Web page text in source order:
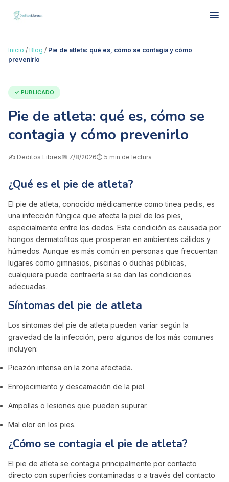
Inicio / Blog / Pie de atleta: qué es, cómo se contagia y cómo
prevenirlo
✓ PUBLICADO
Pie de atleta: qué es, cómo se
contagia y cómo prevenirlo
✍️ Deditos Libres📅 7/8/2026⏱️ 5 min de lectura
¿Qué es el pie de atleta?
El pie de atleta, conocido médicamente como tinea pedis, es
una infección fúngica que afecta la piel de los pies,
especialmente entre los dedos. Esta condición es causada por
hongos dermatofitos que prosperan en ambientes cálidos y
húmedos. Aunque es más común en personas que frecuentan
lugares como gimnasios, piscinas o duchas públicas,
cualquiera puede contraerla si se dan las condiciones
adecuadas.
Síntomas del pie de atleta
Los síntomas del pie de atleta pueden variar según la
gravedad de la infección, pero algunos de los más comunes
incluyen:
Picazón intensa en la zona afectada.
Enrojecimiento y descamación de la piel.
Ampollas o lesiones que pueden supurar.
Mal olor en los pies.
¿Cómo se contagia el pie de atleta?
El pie de atleta se contagia principalmente por contacto
directo con superficies contaminadas o a través del contacto